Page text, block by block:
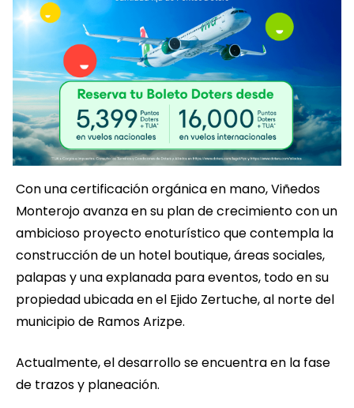
Con una certificación orgánica en mano, Viñedos
Monterojo avanza en su plan de crecimiento con un
ambicioso proyecto enoturístico que contempla la
construcción de un hotel boutique, áreas sociales,
palapas y una explanada para eventos, todo en su
propiedad ubicada en el Ejido Zertuche, al norte del
municipio de Ramos Arizpe.
Actualmente, el desarrollo se encuentra en la fase
de trazos y planeación.